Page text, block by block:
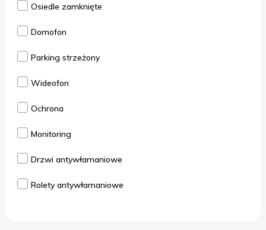
Osiedle zamknięte
Domofon
Parking strzeżony
Wideofon
Ochrona
Monitoring
Drzwi antywłamaniowe
Rolety antywłamaniowe